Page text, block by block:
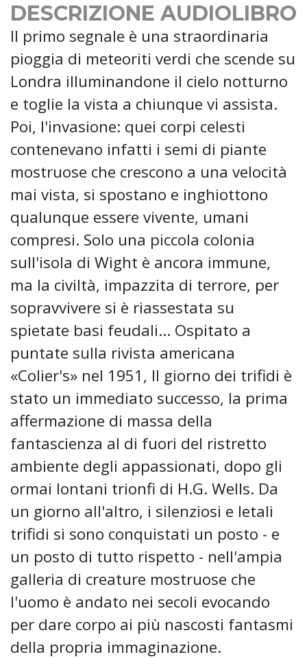
DESCRIZIONE AUDIOLIBRO
Il primo segnale è una straordinaria
pioggia di meteoriti verdi che scende su
Londra illuminandone il cielo notturno
e toglie la vista a chiunque vi assista.
Poi, l'invasione: quei corpi celesti
contenevano infatti i semi di piante
mostruose che crescono a una velocità
mai vista, si spostano e inghiottono
qualunque essere vivente, umani
compresi. Solo una piccola colonia
sull'isola di Wight è ancora immune,
ma la civiltà, impazzita di terrore, per
sopravvivere si è riassestata su
spietate basi feudali... Ospitato a
puntate sulla rivista americana
«Colier's» nel 1951, Il giorno dei trifidi è
stato un immediato successo, la prima
affermazione di massa della
fantascienza al di fuori del ristretto
ambiente degli appassionati, dopo gli
ormai lontani trionfi di H.G. Wells. Da
un giorno all'altro, i silenziosi e letali
trifidi si sono conquistati un posto - e
un posto di tutto rispetto - nell'ampia
galleria di creature mostruose che
l'uomo è andato nei secoli evocando
per dare corpo ai più nascosti fantasmi
della propria immaginazione.